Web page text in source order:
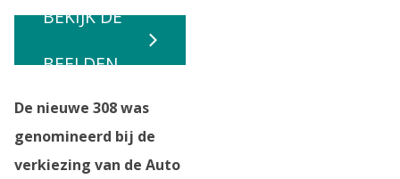
BEKIJK DE
BEELDEN
De nieuwe 308 was
genomineerd bij de
verkiezing van de Auto